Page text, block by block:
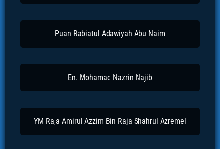
Puan Rabiatul Adawiyah Abu Naim
En. Mohamad Nazrin Najib
YM Raja Amirul Azzim Bin Raja Shahrul Azremel